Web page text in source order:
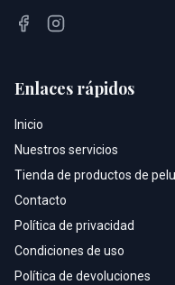
Enlaces rápidos
Inicio
Nuestros servicios
Tienda de productos de
Contacto
Política de privacidad
Condiciones de uso
Política de devoluciones